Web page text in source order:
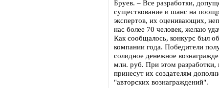
Бруев. – Все разработки,
существование и шанс на
экспертов, их оценивающих,
нас более 70 человек, желаю
Как сообщалось, конкурс был
компании года. Победители
солидное денежное
млн. руб. При этом разработки,
принесут их создателям
"авторских вознаграждений".